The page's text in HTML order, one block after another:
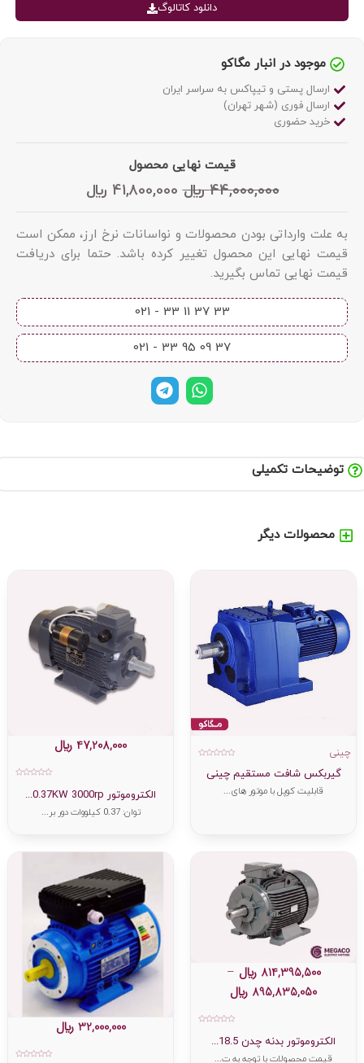
دانلود کاتالوگ
موجود در انبار مگاکو
ارسال پستی و تیپاکس به سراسر ایران
ارسال فوری (شهر تهران)
خرید حضوری
قیمت نهایی محصول
44,000,000 ﷼ 41,800,000 ﷼
به علت وارداتی بودن محصولات و نواسانات نرخ ارز، ممکن است
قیمت نهایی این محصول تغییر کرده باشد. حتما برای دریافت
قیمت نهایی تماس بگیرید.
33 37 11 33 - 021​
37 09 95 33 - 021​
توضیحات تکمیلی
محصولات دیگر
گیربکس شافت مستقیم چینی
قابلیت کوپل با موتور های...
چینی
الکتروموتور 0.37KW 3000rp...
47,208,000 ﷼
توان: 0.37 کیلووات دور بر...
الکتروموتور بدنه چدن 18.5...
814,395,500 ﷼ –
895,835,050 ﷼
قیمت محصولات با توجه به ت...
32,000,000 ﷼